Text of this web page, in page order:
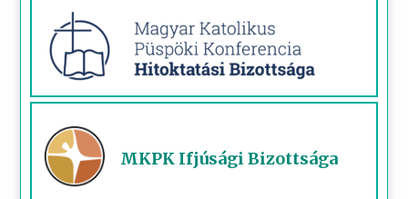
MKPK Ifjúsági Bizottsága